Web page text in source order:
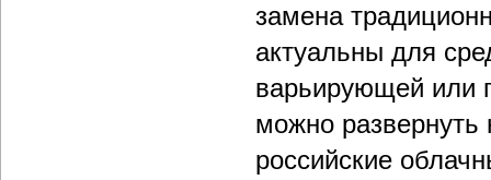
замена
актуальны для
варьирующей или
можно
российские